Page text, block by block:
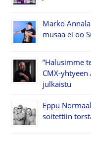
Marko
musaa ei oo
”Halusimme
CMX-
julkaistu
Eppu
soitettiin